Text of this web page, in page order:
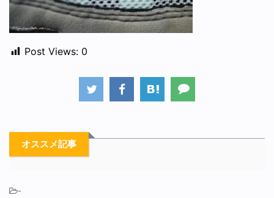
Post Views: 0
オススメ記事
-